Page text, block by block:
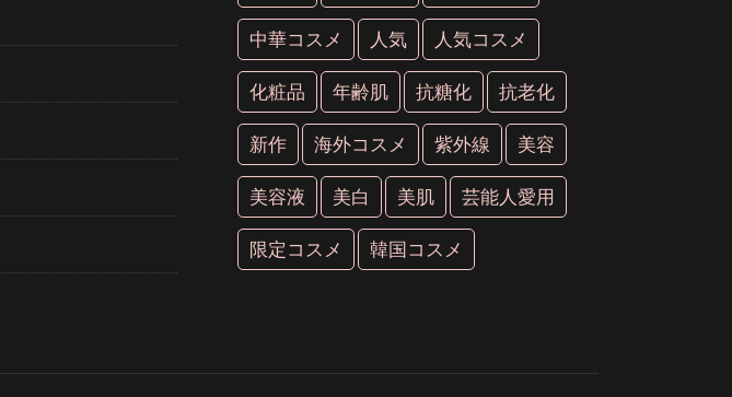
中華コスメ 人気 人気コスメ
化粧品 年齢肌 抗糖化 抗老化
新作 海外コスメ 紫外線 美容
美容液 美白 美肌 芸能人愛用
限定コスメ 韓国コスメ